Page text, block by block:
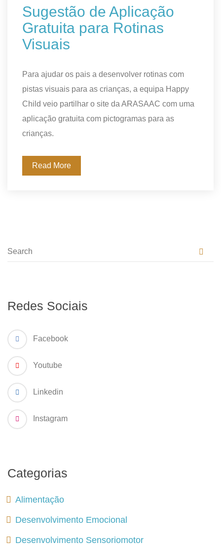
Sugestão de Aplicação
Gratuita para Rotinas
Visuais
Para ajudar os pais a desenvolver rotinas com
pistas visuais para as crianças, a equipa Happy
Child veio partilhar o site da ARASAAC com uma
aplicação gratuita com pictogramas para as
crianças.
Read More
Redes Sociais
Facebook
Youtube
Linkedin
Instagram
Categorias
Alimentação
Desenvolvimento Emocional
Desenvolvimento Sensoriomotor